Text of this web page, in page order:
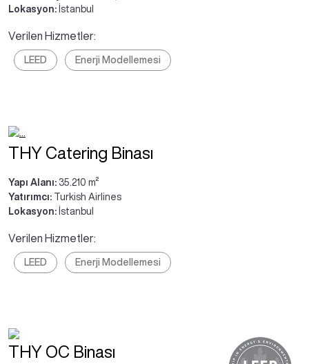
Lokasyon: İstanbul
Verilen Hizmetler:
LEED Enerji Modellemesi
THY Catering Binası
Yapı Alanı: 35.210 m²
Yatırımcı: Turkish Airlines
Lokasyon: İstanbul
Verilen Hizmetler:
LEED Enerji Modellemesi
THY OC Binası